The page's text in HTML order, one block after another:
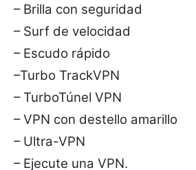
– Brilla con seguridad
– Surf de velocidad
– Escudo rápido
–Turbo TrackVPN
– TurboTúnel VPN
– VPN con destello amarillo
– Ultra-VPN
– Ejecute una VPN.